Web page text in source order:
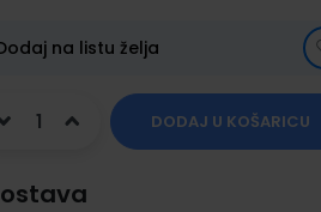
na listu želja
DODAJ U KOŠARICU